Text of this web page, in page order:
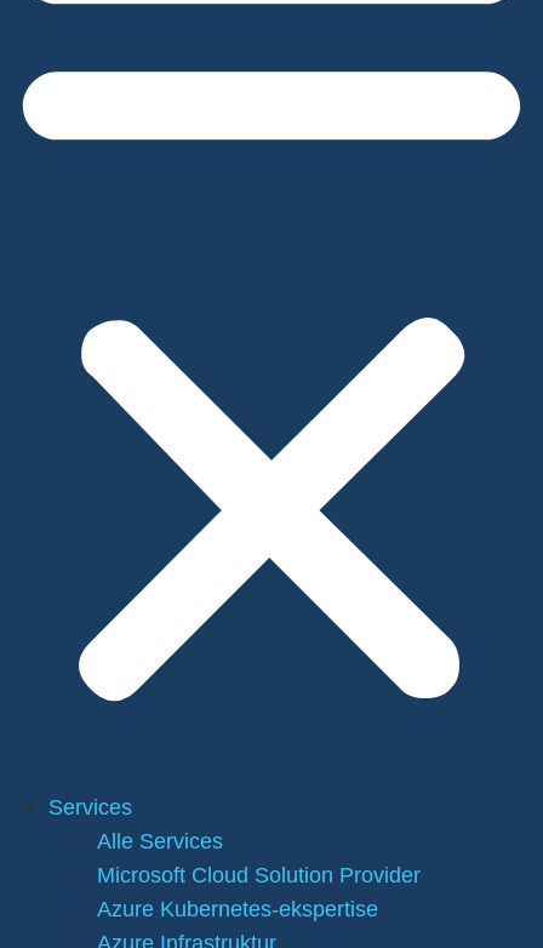
Services
Alle Services
Microsoft Cloud Solution Provider
Azure Kubernetes-ekspertise